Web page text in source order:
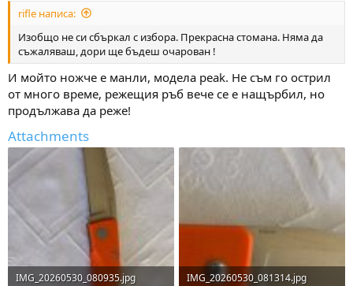
rifle написа:
Изобщо не си сбъркал с избора. Прекрасна стомана. Няма да
съжаляваш, дори ще бъдеш очарован !
И мойто ножче е манли, модела peak. Не съм го острил
от много време, режещия ръб вече се е нащърбил, но
продължава да реже!
Attachments
IMG_20260530_080935.jpg
IMG_20260530_081314.jpg